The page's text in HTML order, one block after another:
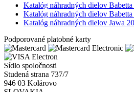
Katalóg náhradných dielov
Katalóg náhradných dielov
Katalóg náhradných dielov Jawa
Podporované platobné karty
Sídlo spoločnosti
Studená strana 737/7
946 03 Kolárovo